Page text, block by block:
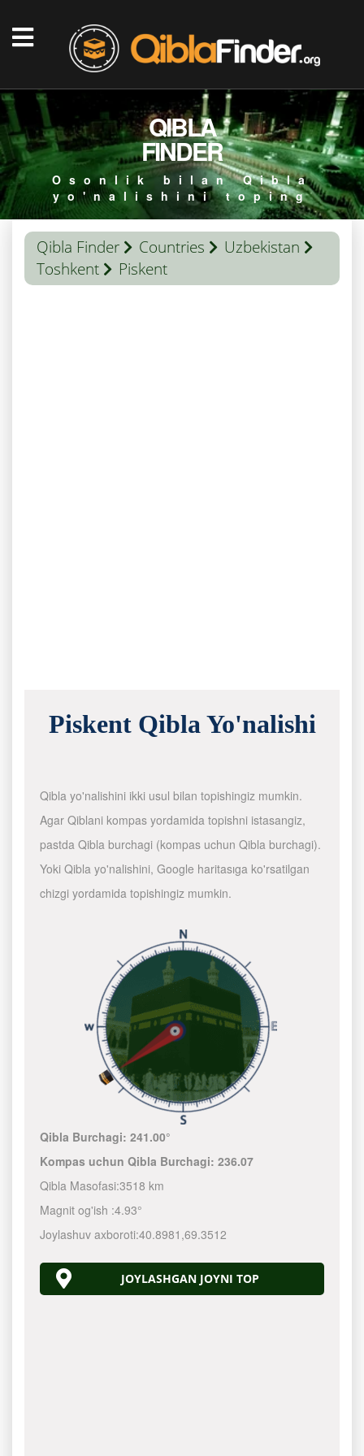
QIBLA
FINDER
Osonlik bilan Qibla
yo'nalishini toping
Qibla Finder Countries
Uzbekistan
Toshkent
Piskent
Piskent Qibla Yo'nalishi
Qibla yo'nalishini ikki usul bilan topishingiz mumkin.
Agar Qiblani kompas yordamida topishni istasangiz,
pastda Qibla burchagi (kompas uchun Qibla burchagi).
Yoki Qibla yo'nalishini, Google haritasıga ko'rsatilgan
chizgi yordamida topishingiz mumkin.
Qibla Burchagi:241.00°
Kompas uchun Qibla Burchagi:236.07
Qibla Masofasi:3518 km
Magnit og'ish :4.93°
Joylashuv axboroti:40.8981 ,69.3512
JOYLASHGAN JOYNI TOP